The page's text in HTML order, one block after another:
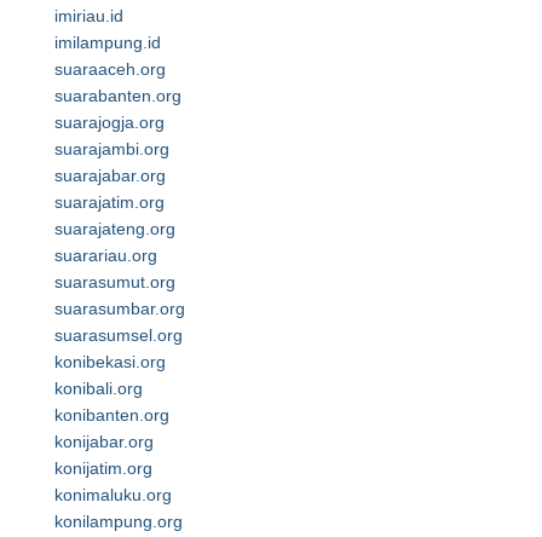
imiriau.id
imilampung.id
suaraaceh.org
suarabanten.org
suarajogja.org
suarajambi.org
suarajabar.org
suarajatim.org
suarajateng.org
suarariau.org
suarasumut.org
suarasumbar.org
suarasumsel.org
konibekasi.org
konibali.org
konibanten.org
konijabar.org
konijatim.org
konimaluku.org
konilampung.org